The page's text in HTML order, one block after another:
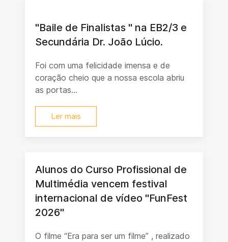
"Baile de Finalistas " na EB2/3 e
Secundária Dr. João Lúcio.
Foi com uma felicidade imensa e de
coração cheio que a nossa escola abriu
as portas...
Ler mais
Alunos do Curso Profissional de
Multimédia vencem festival
internacional de vídeo "FunFest
2026"
O filme “Era para ser um filme” , realizado